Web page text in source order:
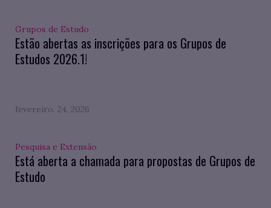
Grupos de Estudo
Estão abertas as inscrições para os Grupos de
Estudos 2026.1!
fevereiro. 24, 2026
Pesquisa e Extensão
Está aberta a chamada para propostas de Grupos de
Estudo